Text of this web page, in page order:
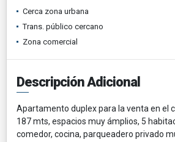
Cerca zona urbana
Trans. público cercano
Zona comercial
Descripción Adicional
Apartamento duplex para la venta en el
187 mts, espacios muy ámplios, 5
comedor, cocina, parqueadero privado